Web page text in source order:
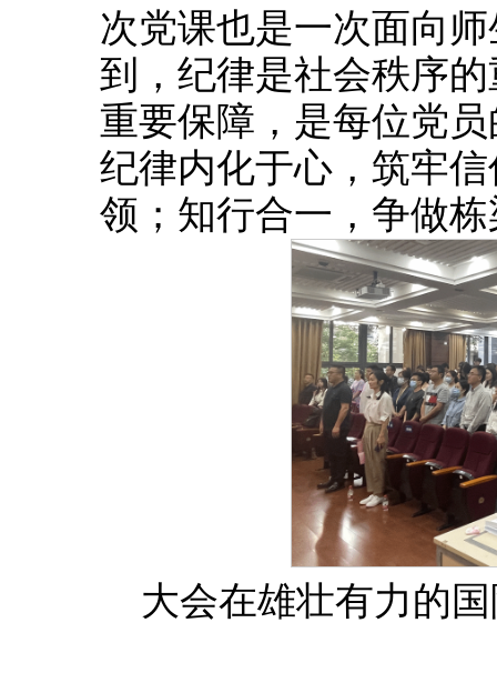
次党课也是一次面向
到，纪律是社会秩序
重要保障，是每位党
纪律内化于心，筑牢
领；知行合一，争做
大会在雄壮有力的